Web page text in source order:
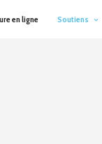
en ligne Soutiens